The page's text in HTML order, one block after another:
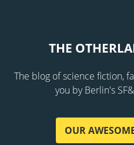
THE
The blog of science fiction,
you by Berlin's
OUR